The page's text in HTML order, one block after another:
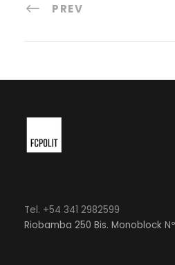
PREV
Tel. +54 341 2982599
Riobamba 250 Bis. Monoblock Nº